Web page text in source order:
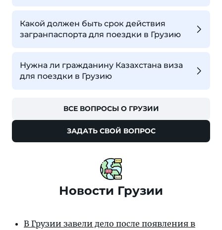
Какой должен быть срок действия
загранпаспорта для поездки в Грузию
Нужна ли гражданину Казахстана виза
для поездки в Грузию
ВСЕ ВОПРОСЫ О ГРУЗИИ
ЗАДАТЬ СВОЙ ВОПРОС
Новости Грузии
В Грузии завели дело после появления в